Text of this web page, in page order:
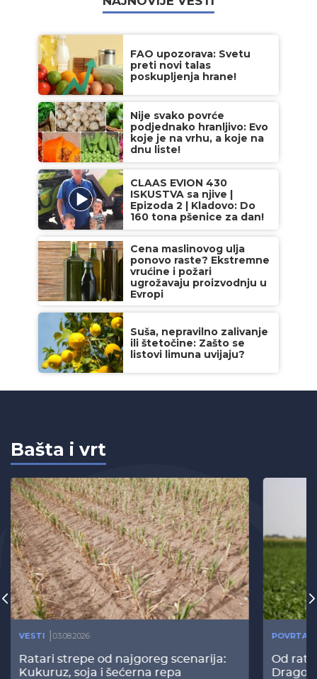
FAO upozorava: Svetu
preti novi talas
poskupljenja hrane!
Nije svako povrće
podjednako hranljivo: Evo
koje je na vrhu, a koje na
dnu liste!
CLAAS EVION 430
ISKUSTVA sa njive |
Epizoda 2 | Kladovo: Do
160 tona pšenice za dan!
Cena maslinovog ulja
ponovo raste? Ekstremne
vrućine i požari
ugrožavaju proizvodnju u
Evropi
Suša, nepravilno zalivanje
ili štetočine: Zašto se
listovi limuna uvijaju?
Bašta i vrt
VESTI 03.08.2026
Ratari strepe od najgoreg scenarija:
Kukuruz, soja i šećerna repa
Od